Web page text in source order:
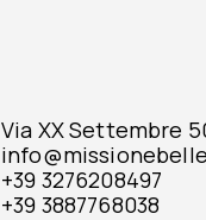
Via XX Settembre
+39 3276208497
+39 3887768038